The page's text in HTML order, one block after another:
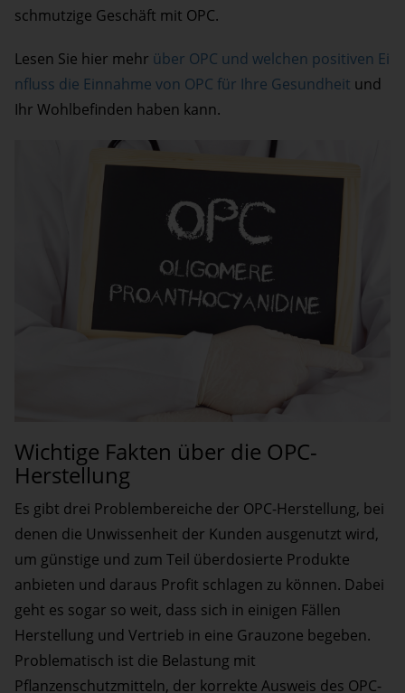
schmutzige Geschäft mit OPC.
Lesen Sie hier mehr über OPC und welchen positiven Ei
nfluss die Einnahme von OPC für Ihre Gesundheit und
Ihr Wohlbefinden haben kann.
Wichtige Fakten über die OPC-
Herstellung
Es gibt drei Problembereiche der OPC-Herstellung, bei
denen die Unwissenheit der Kunden ausgenutzt wird,
um günstige und zum Teil überdosierte Produkte
anbieten und daraus Profit schlagen zu können. Dabei
geht es sogar so weit, dass sich in einigen Fällen
Herstellung und Vertrieb in eine Grauzone begeben.
Problematisch ist die Belastung mit
Pflanzenschutzmitteln, der korrekte Ausweis des OPC-